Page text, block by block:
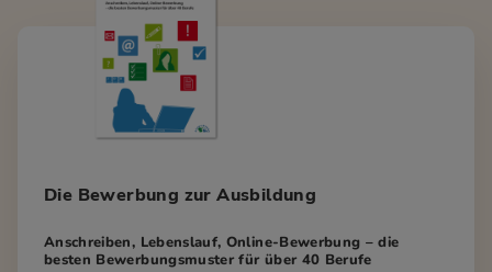
Die Bewerbung zur Ausbildung
Anschreiben, Lebenslauf, Online-Bewerbung – die
besten Bewerbungsmuster für über 40 Berufe